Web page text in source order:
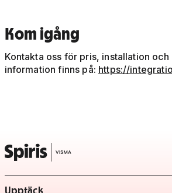
Kom igång
Kontakta oss för pris, installation
information finns på: https://